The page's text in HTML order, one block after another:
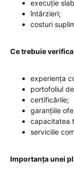
execuție
întârzieri;
costuri
Ce trebuie
experiența
portofoliul
certificările;
garanțiile
capacitatea
serviciile
Importanța unei